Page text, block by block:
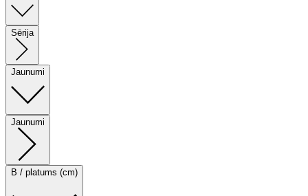
Sērija
Jaunumi
Jaunumi
B / platums (cm)